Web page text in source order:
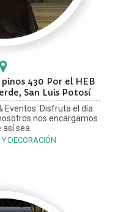
430 Por el HEB
San Luis Potosí
Eventos. Disfruta el día
nos encargamos
sea.
DECORACIÓN